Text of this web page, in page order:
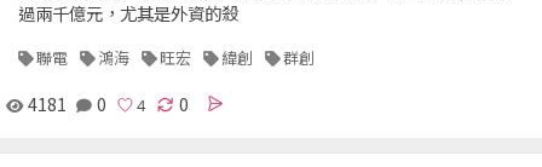
過兩千億元，尤其是外資的殺
聯電 鴻海 旺宏 緯創 群創
4181 0 0